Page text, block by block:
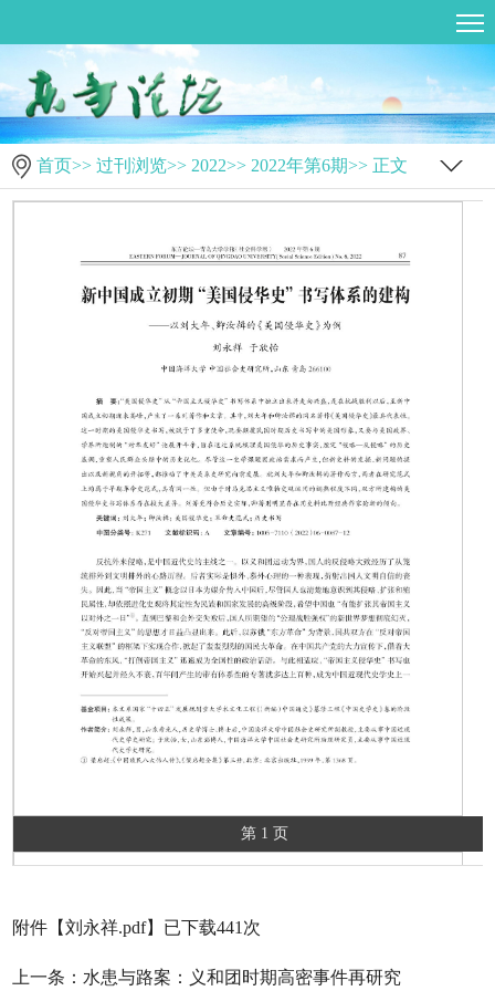
首页>> 过刊浏览>> 2022>> 2022年第6期>> 正文
第 1 页
附件【刘永祥.pdf】已下载441 次
上一条： 水患与路案：义和团时期高密事件再研究